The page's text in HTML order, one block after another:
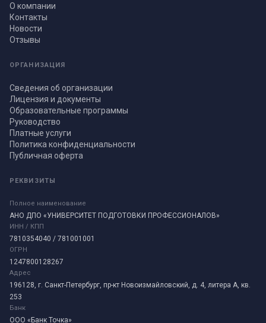
О компании
Контакты
Новости
Отзывы
ОРГАНИЗАЦИЯ
Сведения об организации
Лицензия и документы
Образовательные программы
Руководство
Платные услуги
Политика конфиденциальности
Публичная оферта
РЕКВИЗИТЫ
Полное наименование
АНО ДПО «УНИВЕРСИТЕТ ПОДГОТОВКИ ПРОФЕССИОНАЛОВ»
ИНН / КПП
7810354040 / 781001001
ОГРН
1247800128267
Адрес
196128, г. Санкт-Петербург, пр-кт Новоизмайловский, д. 4, литера А, кв.
253
Банк
ООО «Банк Точка»